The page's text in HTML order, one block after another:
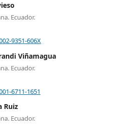
Ecuador.
9351-606X
Viñamagua
Ecuador.
6711-1651
Ruiz
Ecuador.